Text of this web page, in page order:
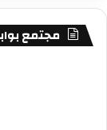
مجتمع